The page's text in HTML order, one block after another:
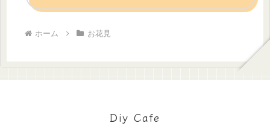
ホーム お花見
Diy Cafe